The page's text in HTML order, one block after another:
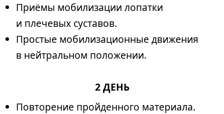
Приёмы мобилизации лопатки
и плечевых суставов.
Простые мобилизационные движения
в нейтральном положении.
2 ДЕНЬ
Повторение пройденного материала.